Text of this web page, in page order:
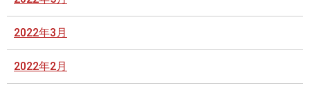
2022年3月
2022年2月